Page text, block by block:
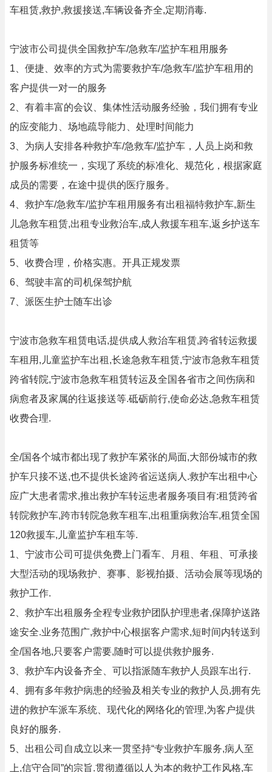
车租赁,救护,救援接送,车辆设备齐全,定期消毒.
宁波市公司提供全国救护车/急救车/监护车租用服务
1、便捷、效率的方式为需要救护车/急救车/监护车租用的
客户提供一对一的服务
2、有着丰富的会议、集体性活动服务经验，我们拥有专业
的应变能力、场地疏导能力、处理时间能力
3、为病人安排各种救护车/急救车/监护车，人员上岗和救
护服务标准统一，实现了系统的标准化、规范化，根据家庭
成员的需要，在途中提供的医疗服务。
4、救护车/急救车/监护车租用服务有出租福特救护车,新生
儿急救车租赁,出租专业救治车,成人救援车租车,返乡护送车
租赁等
5、收费合理，价格实惠。开具正规发票
6、驾驶丰富的司机保驾护航
7、派医生护士随车出诊
宁波市急救车租赁电话,提供成人救治车租赁,跨省转运救援
车租用,儿童监护车出租,长途急救车租赁,宁波市急救车租赁
跨省转院,宁波市急救车租赁转运及全国各省市之间伤病和
病愈者及家属的往返接送等.砥砺前行,使命必达,急救车租赁
收费合理.
全/国各个城市都出现了救护车紧张的局面,大部份城市的救
护车只接不送,也不提供长途跨省运送病人.救护车出租中心
应广大患者需求,推出救护车转运患者服务项目有:租赁跨省
转院救护车,跨市转院急救车租车,出租重病救治车,租赁全国
120救援车,儿童监护车租车等.
1、宁波市公司可提供免费上门看车、月租、年租、可承接
大型活动的现场救护、赛事、影视拍摄、活动会展等现场的
救护工作.
2、救护车出租服务全程专业救护团队护理患者,保障护送路
途安全.业务范围广,救护中心根据客户需求,短时间内转送到
全/国各地,只要客户需要,随时可以提供救护服务.
3、救护车内设备齐全、可以指派随车救护人员跟车出行.
4、拥有多年救护病患的经验及相关专业的救护人员,拥有先
进的救护车派车系统、现代化的网络化的管理,为客户提供
良好的服务.
5、出租公司自成立以来一贯坚持“专业救护车服务,病人至
上,信守合同”的宗旨.贯彻遵循以人为本的救护工作风格,车